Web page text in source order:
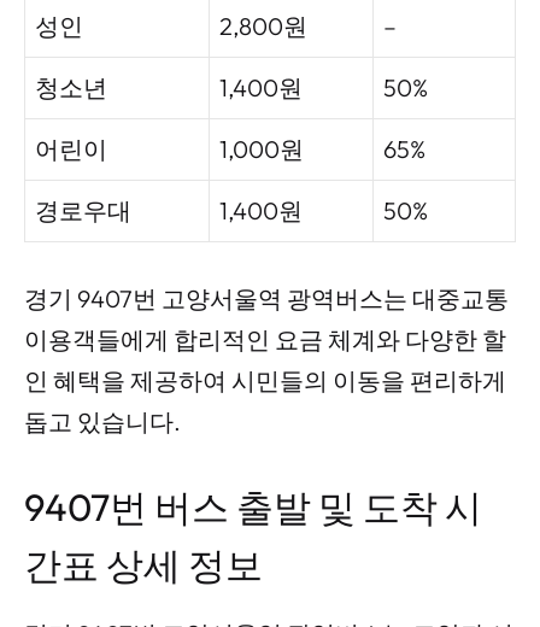
성인 2,800원 –
청소년 1,400원 50%
어린이 1,000원 65%
경로우대 1,400원 50%
경기 9407번 고양서울역 광역버스는 대중교통
이용객들에게 합리적인 요금 체계와 다양한 할
인 혜택을 제공하여 시민들의 이동을 편리하게
돕고 있습니다.
9407번 버스 출발 및 도착 시
간표 상세 정보